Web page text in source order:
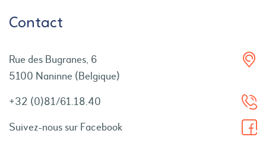
Contact
Rue des Bugranes, 6
5100 Naninne (Belgique)
+32 (0)81/61.18.40
Suivez-nous sur Facebook